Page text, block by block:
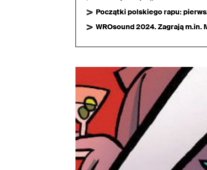
Początki polskiego rapu:
WROsound 2024. Zagrają m.in.